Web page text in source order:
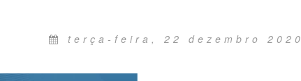
terça-feira, 22 dezembro 2020